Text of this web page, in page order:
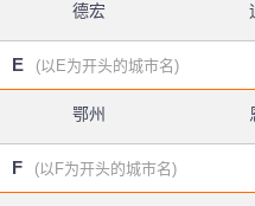
德宏
E (以E为开头的城市名)
鄂州
F (以F为开头的城市名)